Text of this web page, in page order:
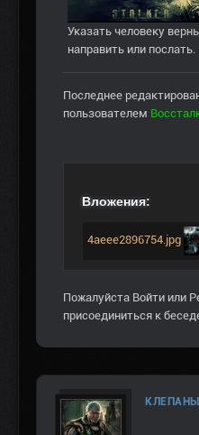
Указать человеку
направить или послать.
Последнее
пользователем
Вложения:
4aeee2896754.jpg
Пожалуйста Войти или
присоединиться к